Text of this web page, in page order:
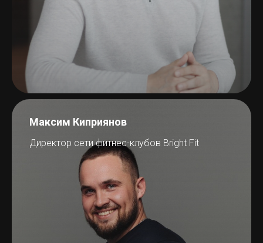
Максим Киприянов
Директор сети фитнес-клубов Bright Fit